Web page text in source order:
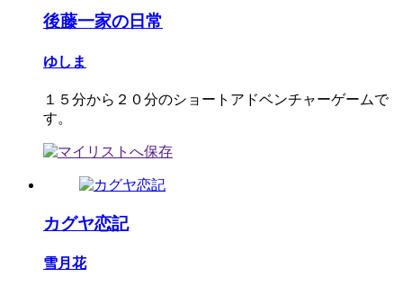
後藤一家の日常
ゆしま
１５分から２０分のショートアドベンチャーゲームで
す。
カグヤ恋記
雪月花